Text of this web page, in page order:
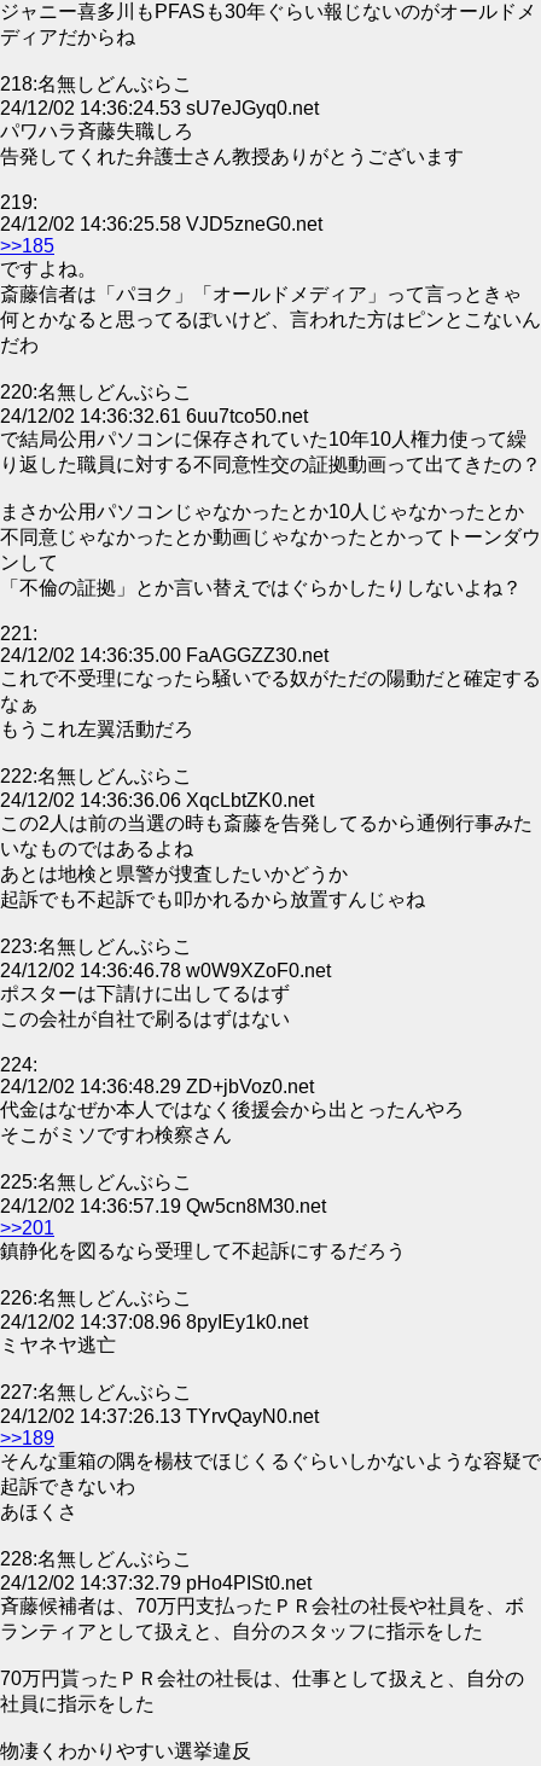
ジャニー喜多川もPFASも30年ぐらい報じないのがオールドメ
ディアだからね
218:名無しどんぶらこ
24/12/02 14:36:24.53 sU7eJGyq0.net
パワハラ斉藤失職しろ
告発してくれた弁護士さん教授ありがとうございます
219:
24/12/02 14:36:25.58 VJD5zneG0.net
>>185
ですよね。
斎藤信者は「パヨク」「オールドメディア」って言っときゃ
何とかなると思ってるぽいけど、言われた方はピンとこないん
だわ
220:名無しどんぶらこ
24/12/02 14:36:32.61 6uu7tco50.net
で結局公用パソコンに保存されていた10年10人権力使って繰
り返した職員に対する不同意性交の証拠動画って出てきたの？
まさか公用パソコンじゃなかったとか10人じゃなかったとか
不同意じゃなかったとか動画じゃなかったとかってトーンダウ
ンして
「不倫の証拠」とか言い替えではぐらかしたりしないよね？
221:
24/12/02 14:36:35.00 FaAGGZZ30.net
これで不受理になったら騒いでる奴がただの陽動だと確定する
なぁ
もうこれ左翼活動だろ
222:名無しどんぶらこ
24/12/02 14:36:36.06 XqcLbtZK0.net
この2人は前の当選の時も斎藤を告発してるから通例行事みた
いなものではあるよね
あとは地検と県警が捜査したいかどうか
起訴でも不起訴でも叩かれるから放置すんじゃね
223:名無しどんぶらこ
24/12/02 14:36:46.78 w0W9XZoF0.net
ポスターは下請けに出してるはず
この会社が自社で刷るはずはない
224:
24/12/02 14:36:48.29 ZD+jbVoz0.net
代金はなぜか本人ではなく後援会から出とったんやろ
そこがミソですわ検察さん
225:名無しどんぶらこ
24/12/02 14:36:57.19 Qw5cn8M30.net
>>201
鎮静化を図るなら受理して不起訴にするだろう
226:名無しどんぶらこ
24/12/02 14:37:08.96 8pyIEy1k0.net
ミヤネヤ逃亡
227:名無しどんぶらこ
24/12/02 14:37:26.13 TYrvQayN0.net
>>189
そんな重箱の隅を楊枝でほじくるぐらいしかないような容疑で
起訴できないわ
あほくさ
228:名無しどんぶらこ
24/12/02 14:37:32.79 pHo4PISt0.net
斉藤候補者は、70万円支払ったＰＲ会社の社長や社員を、ボ
ランティアとして扱えと、自分のスタッフに指示をした
70万円貰ったＰＲ会社の社長は、仕事として扱えと、自分の
社員に指示をした
物凄くわかりやすい選挙違反